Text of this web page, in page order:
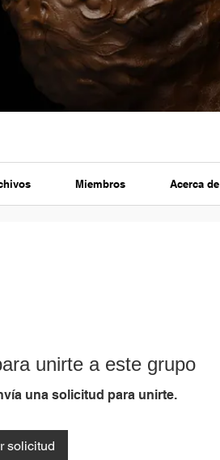
Miembros Acerca de
unirte a este grupo
una solicitud para unirte.
solicitud